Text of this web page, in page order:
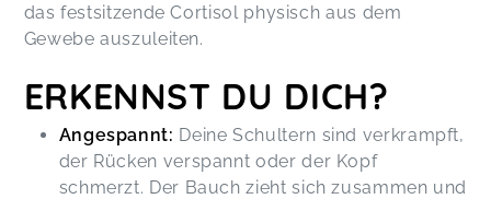
das festsitzende Cortisol physisch aus dem
Gewebe auszuleiten.
ERKENNST DU DICH?
Angespannt: Deine Schultern sind verkrampft,
der Rücken verspannt oder der Kopf
schmerzt. Der Bauch zieht sich zusammen und